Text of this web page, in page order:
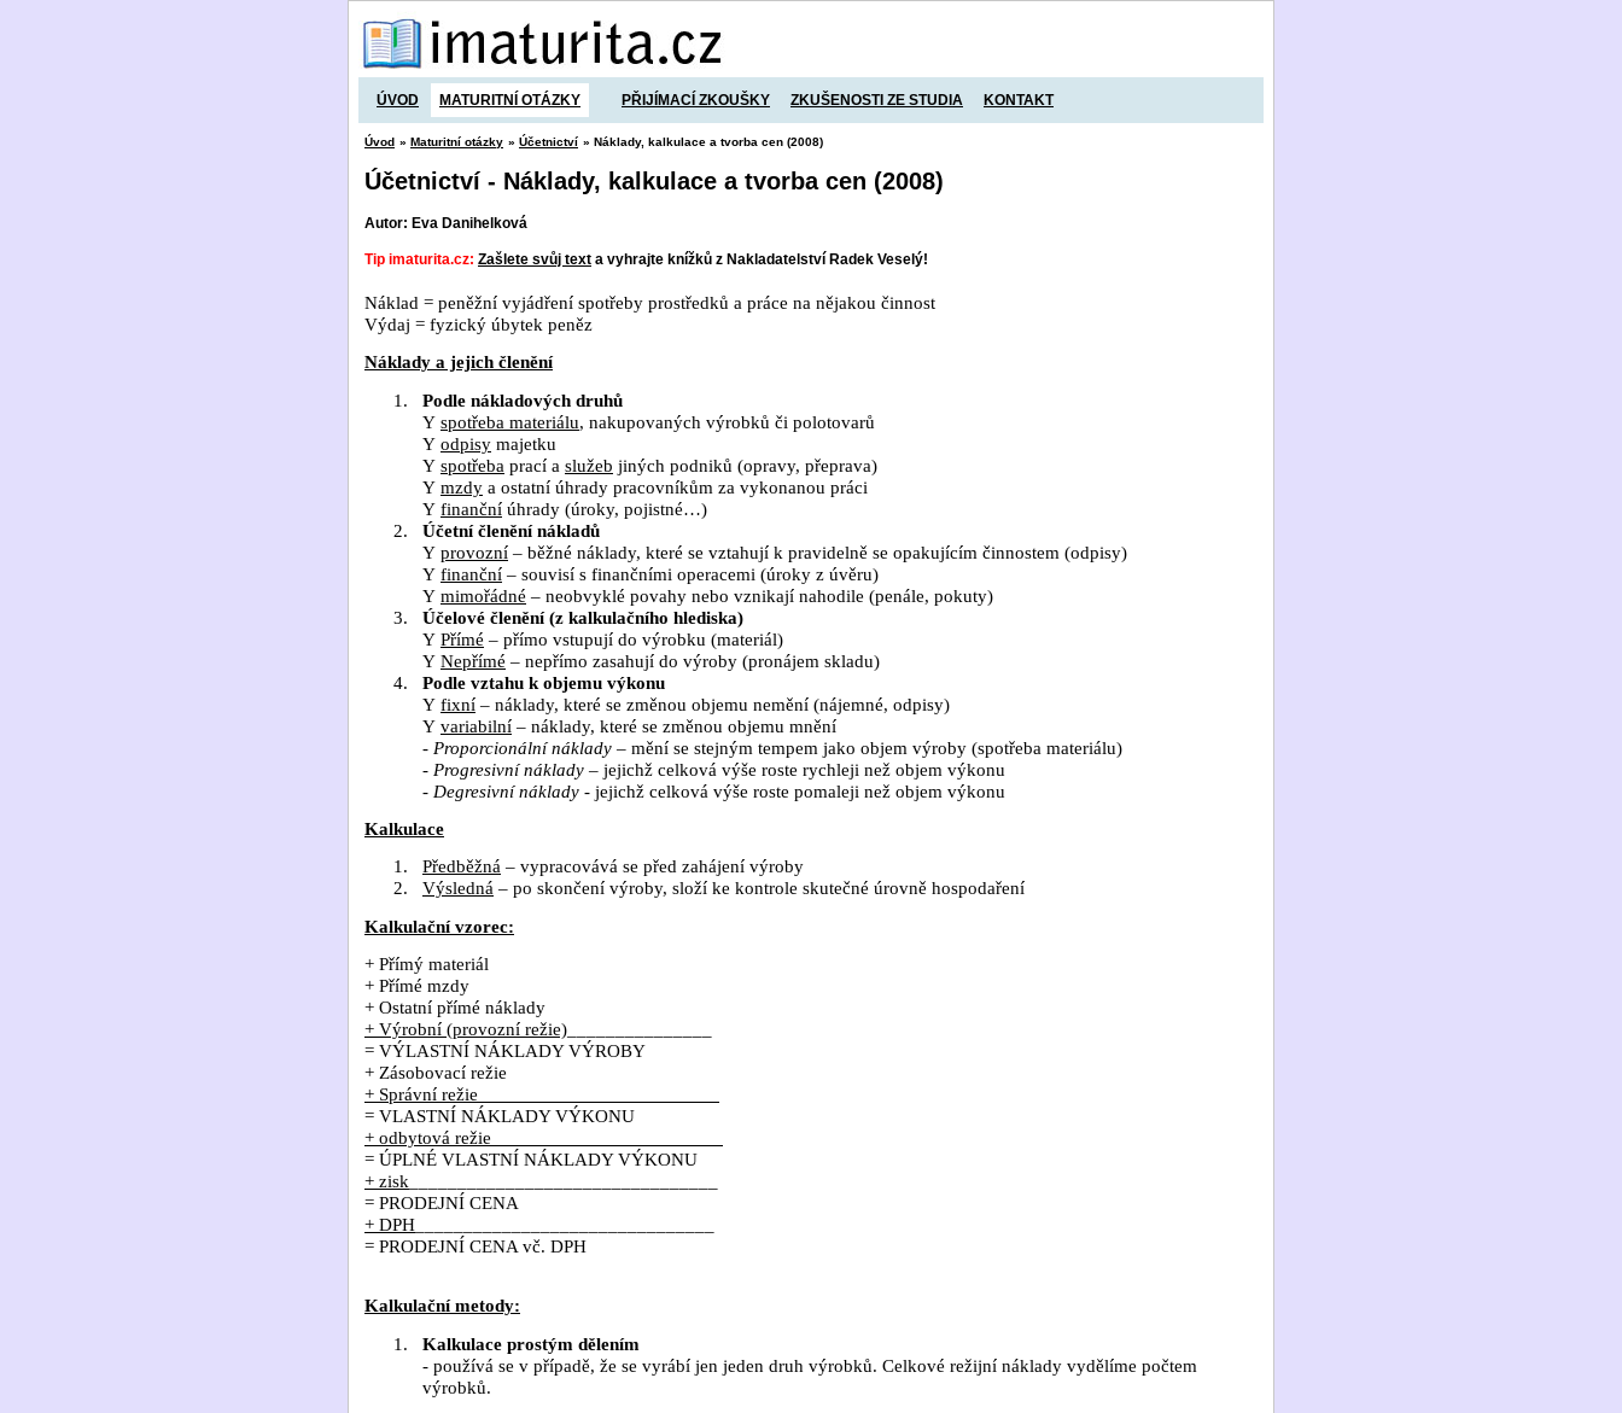
ÚVOD MATURITNÍ OTÁZKY PŘIJÍMACÍ ZKOUŠKY ZKUŠENOSTI ZE STUDIA KONTAKT
Úvod » Maturitní otázky » Účetnictví » Náklady, kalkulace a tvorba cen (2008)
Účetnictví - Náklady, kalkulace a tvorba cen (2008)
Autor: Eva Danihelková
Tip imaturita.cz: Zašlete svůj text a vyhrajte knížků z Nakladatelství Radek Veselý!
Náklad = peněžní vyjádření spotřeby prostředků a práce na nějakou činnost
Výdaj = fyzický úbytek peněz
Náklady a jejich členění
1.
Podle nákladových druhů
Y spotřeba materiálu, nakupovaných výrobků či polotovarů
Y odpisy majetku
Y spotřeba prací a služeb jiných podniků (opravy, přeprava)
Y mzdy a ostatní úhrady pracovníkům za vykonanou práci
Y finanční úhrady (úroky, pojistné…)
2.
Účetní členění nákladů
Y provozní – běžné náklady, které se vztahují k pravidelně se opakujícím činnostem (odpisy)
Y finanční – souvisí s finančními operacemi (úroky z úvěru)
Y mimořádné – neobvyklé povahy nebo vznikají nahodile (penále, pokuty)
3.
Účelové členění (z kalkulačního hlediska)
Y Přímé – přímo vstupují do výrobku (materiál)
Y Nepřímé – nepřímo zasahují do výroby (pronájem skladu)
4.
Podle vztahu k objemu výkonu
Y fixní – náklady, které se změnou objemu nemění (nájemné, odpisy)
Y variabilní – náklady, které se změnou objemu mnění
- Proporcionální náklady – mění se stejným tempem jako objem výroby (spotřeba materiálu)
- Progresivní náklady – jejichž celková výše roste rychleji než objem výkonu
- Degresivní náklady - jejichž celková výše roste pomaleji než objem výkonu
Kalkulace
1.
Předběžná – vypracovává se před zahájení výroby
2.
Výsledná – po skončení výroby, složí ke kontrole skutečné úrovně hospodaření
Kalkulační vzorec:
+ Přímý materiál
+ Přímé mzdy
+ Ostatní přímé náklady
+ Výrobní (provozní režie)
= VÝLASTNÍ NÁKLADY VÝROBY
+ Zásobovací režie
+ Správní režie_________________________
= VLASTNÍ NÁKLADY VÝKONU
+ odbytová režie________________________
= ÚPLNÉ VLASTNÍ NÁKLADY VÝKONU
+ zisk
= PRODEJNÍ CENA
+ DPH
= PRODEJNÍ CENA vč. DPH
Kalkulační metody:
1.
Kalkulace prostým dělením
- používá se v případě, že se vyrábí jen jeden druh výrobků. Celkové režijní náklady vydělíme počtem
výrobků.